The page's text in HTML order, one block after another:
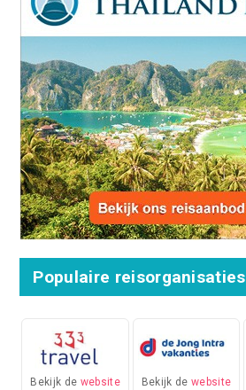
Populaire reisorganisaties
Bekijk de website Bekijk dewebsite